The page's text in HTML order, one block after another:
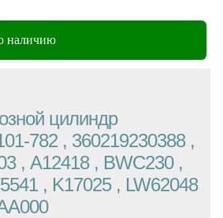
наличию
цилиндр
782 , 360219230388 ,
, A12418 , BWC230 ,
, K17025 , LW62048